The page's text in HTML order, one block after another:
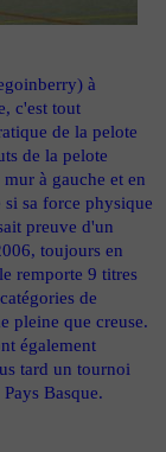
à
c'est tout
de la pelote
de la pelote
à gauche et en
sa force physique
preuve d'un
toujours en
remporte 9 titres
de
pleine que creuse.
également
tard un tournoi
Basque.